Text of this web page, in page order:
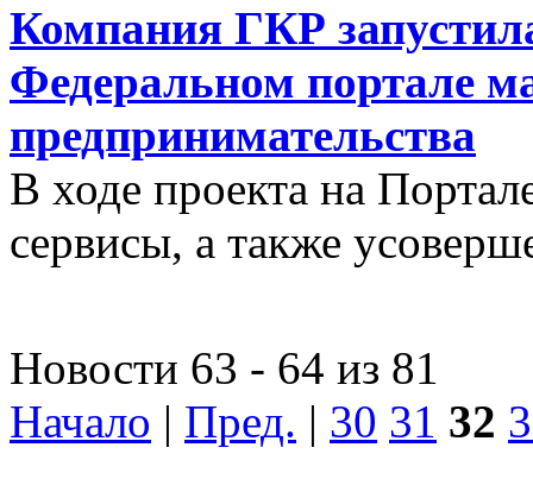
Компания ГКР
Федеральном портале
предпринимательства
В ходе проекта на
сервисы, а также
Новости 63 - 64 из 81
Начало | Пред. | 30 31 32